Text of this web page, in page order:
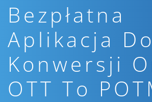
Bezpłatna
Aplikacja Do
Konwersji
OTT To